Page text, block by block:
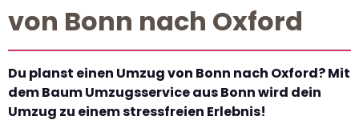
von Bonn nach Oxford
Du planst einen Umzug von Bonn nach Oxford? Mit
dem Baum Umzugsservice aus Bonn wird dein
Umzug zu einem stressfreien Erlebnis!